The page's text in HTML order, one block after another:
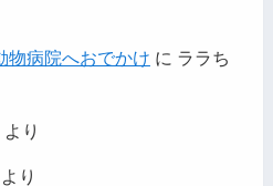
物病院へおでかけ に ララち
より
り